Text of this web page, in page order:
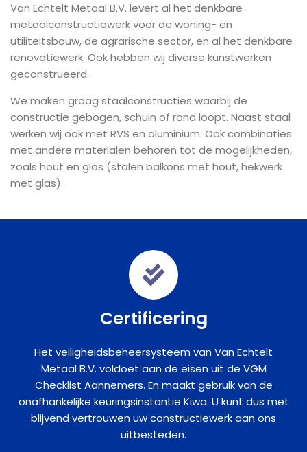
Van Echtelt Metaal B.V. levert al het denkbare
metaalconstructiewerk voor de woning- en
utiliteitsbouw, de agrarische sector, en al het denkbare
renovatiewerk. Ook hebben wij diverse kunstwerken
geconstrueerd.
We maken graag staalconstructies waarbij de
constructie gebogen, schuin of rond loopt. Naast staal
werken wij ook met RVS en aluminium. Ook combinaties
met andere materialen behoren tot de mogelijkheden,
zoals hout en glas (stalen balkons met hout, hekwerk
met glas).
Certificering
Het veiligheidsbeheersysteem van Van Echtelt
Metaal B.V. voldoet aan de eisen uit de VGM
Checklist Aannemers. En maakt gebruik van de
onafhankelijke keuringsinstantie Kiwa. U kunt dus met
blijvend vertrouwen uw constructiewerk aan ons
uitbesteden.